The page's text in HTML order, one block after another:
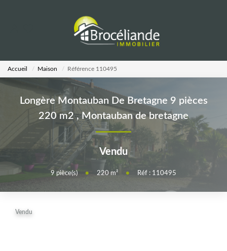
LOCATIONS
ESTIMATION
AGENCE
Notre Équipe
Accueil Maison Référence 110495
Longère Montauban De Bretagne 9 pièces
220 m2,Montauban de bretagne
Vendu
9 pièce(s) • 220 m² • Réf : 110495
Vendu